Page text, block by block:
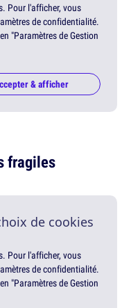
Pour l'afficher, vous
de confidentialité.
"Paramètres de Gestion
& afficher
fragiles
de cookies
Pour l'afficher, vous
de confidentialité.
"Paramètres de Gestion